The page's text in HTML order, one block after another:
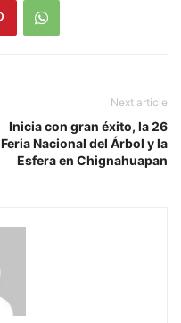
Next article
Inicia con gran éxito, la 26
Feria Nacional del Árbol y la
Esfera en Chignahuapan